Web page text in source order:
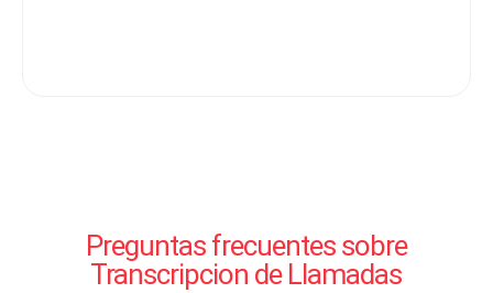
Preguntas frecuentes sobre
Transcripcion de Llamadas